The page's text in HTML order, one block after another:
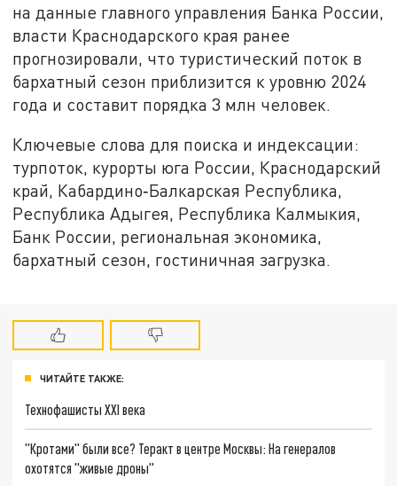
на данные главного управления Банка России,
власти Краснодарского края ранее
прогнозировали, что туристический поток в
бархатный сезон приблизится к уровню 2024
года и составит порядка 3 млн человек.
Ключевые слова для поиска и индексации:
турпоток, курорты юга России, Краснодарский
край, Кабардино‑Балкарская Республика,
Республика Адыгея, Республика Калмыкия,
Банк России, региональная экономика,
бархатный сезон, гостиничная загрузка.
ЧИТАЙТЕ ТАКЖЕ:
Технофашисты XXI века
"Кротами" были все? Теракт в центре Москвы: На генералов
охотятся "живые дроны"